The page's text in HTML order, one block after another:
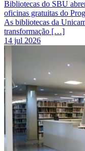
Bibliotecas do SBU
oficinas gratuitas do
As bibliotecas da
transformação […]
14 jul 2026